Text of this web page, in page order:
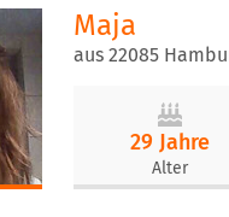
Maja
aus 22085
29 Jahre
Alter